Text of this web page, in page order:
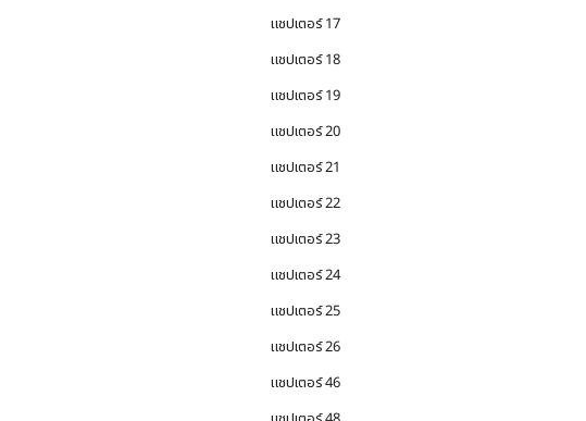
แชปเตอร์ 17
แชปเตอร์ 18
แชปเตอร์ 19
แชปเตอร์ 20
แชปเตอร์ 21
แชปเตอร์ 22
แชปเตอร์ 23
แชปเตอร์ 24
แชปเตอร์ 25
แชปเตอร์ 26
แชปเตอร์ 46